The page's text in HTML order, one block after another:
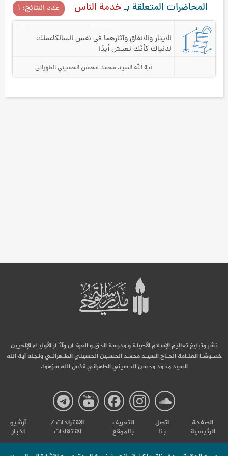
المحاضرات المتعلقة بـخدمة الناس عدد النتائج: ۱
الايثار والانفاق وآثارهما في نفس السالكاعملك
لدنياك كأنّك تعيش أبدًا
آية الله السيد محمد محسن الحسيني الطهراني
نشر وتبليغ تعاليم الإسلام الأصيلة و مدرسة الحق و العرفـان وآثـار الأوليـاء الإلهيين
خصـوصًـا العلـامة الحـاج السيـد محمـد الحسـين الحسيني الطـهرانـي ونجله آية الله
السيد محمد محسن الحسيني الطهراني قدّس الله سرّهما.
صفحة
صفحة
صفحة
صفحة
الصفحة
الرئيسية
اتصل
بنا
التعریف
بالموقع
الاقتراحات /
الانتقادات
آرشیو
اخبار